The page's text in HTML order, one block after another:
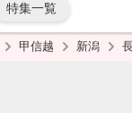
特集一覧
甲信越 新潟